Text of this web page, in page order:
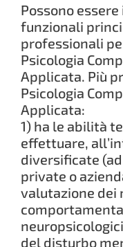
Possono
funzionali
professionali
Psicologia
Applicata. Più
Psicologia
Applicata:
1) ha le abilità
effettuare,
diversificate
private o
valutazione dei
del disturbo